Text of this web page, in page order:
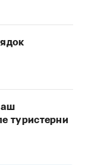
туристерни